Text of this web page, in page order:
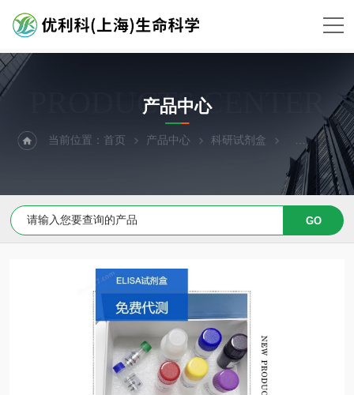
PRODUCTS CENTER
产品中心
当前位置：首页 产品中心 科研试剂盒 ELISA试剂盒